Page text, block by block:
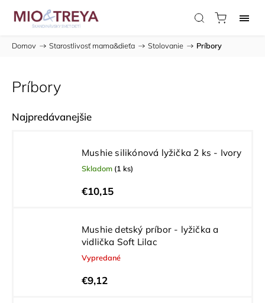
Domov / Starostlivosť mama&dieťa / Stolovanie / Príbory
Príbory
Najpredávanejšie
Mushie silikónová lyžička 2 ks - Ivory
Skladom (1 ks)
€10,15
Mushie detský príbor - lyžička a
vidlička Soft Lilac
Vypredané
€9,12